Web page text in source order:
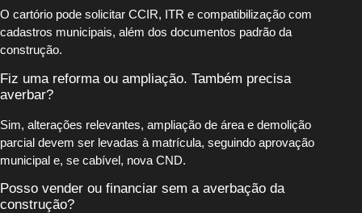
O cartório pode solicitar CCIR, ITR e compatibilização com
cadastros municipais, além dos documentos padrão da
construção.
Fiz uma reforma ou ampliação. Também precisa
averbar?
Sim, alterações relevantes, ampliação de área e demolição
parcial devem ser levadas à matrícula, seguindo aprovação
municipal e, se cabível, nova CND.
Posso vender ou financiar sem a averbação da
construção?